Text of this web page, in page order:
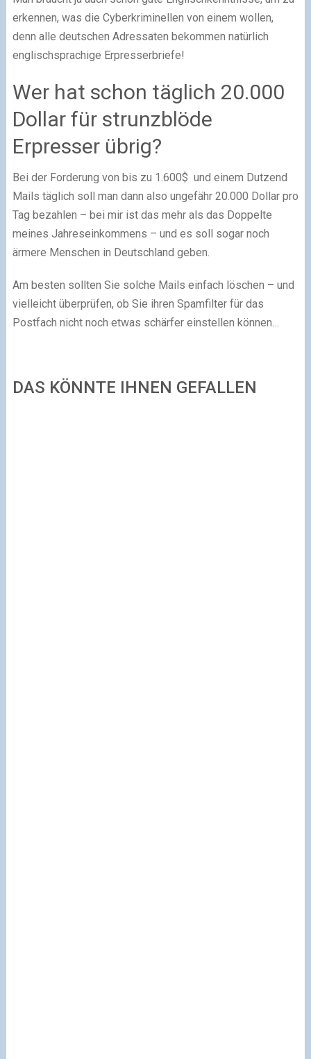
erkennen, was die Cyberkriminellen von einem wollen,
denn alle deutschen Adressaten bekommen natürlich
englischsprachige Erpresserbriefe!
Wer hat schon täglich 20.000
Dollar für strunzblöde
Erpresser übrig?
Bei der Forderung von bis zu 1.600$ und einem Dutzend
Mails täglich soll man dann also ungefähr 20.000 Dollar pro
Tag bezahlen – bei mir ist das mehr als das Doppelte
meines Jahreseinkommens – und es soll sogar noch
ärmere Menschen in Deutschland geben.
Am besten sollten Sie solche Mails einfach löschen – und
vielleicht überprüfen, ob Sie ihren Spamfilter für das
Postfach nicht noch etwas schärfer einstellen können…
DAS KÖNNTE IHNEN GEFALLEN